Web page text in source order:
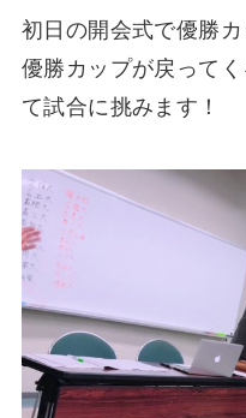
初日の開会式で優勝
優勝カップが戻って
て試合に挑みます！